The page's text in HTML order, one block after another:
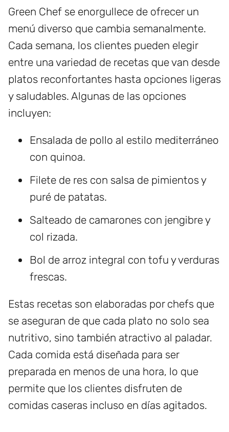
Green Chef se enorgullece de ofrecer un
menú diverso que cambia semanalmente.
Cada semana, los clientes pueden elegir
entre una variedad de recetas que van desde
platos reconfortantes hasta opciones ligeras
y saludables. Algunas de las opciones
incluyen:
Ensalada de pollo al estilo mediterráneo
con quinoa.
Filete de res con salsa de pimientos y
puré de patatas.
Salteado de camarones con jengibre y
col rizada.
Bol de arroz integral con tofu y verduras
frescas.
Estas recetas son elaboradas por chefs que
se aseguran de que cada plato no solo sea
nutritivo, sino también atractivo al paladar.
Cada comida está diseñada para ser
preparada en menos de una hora, lo que
permite que los clientes disfruten de
comidas caseras incluso en días agitados.